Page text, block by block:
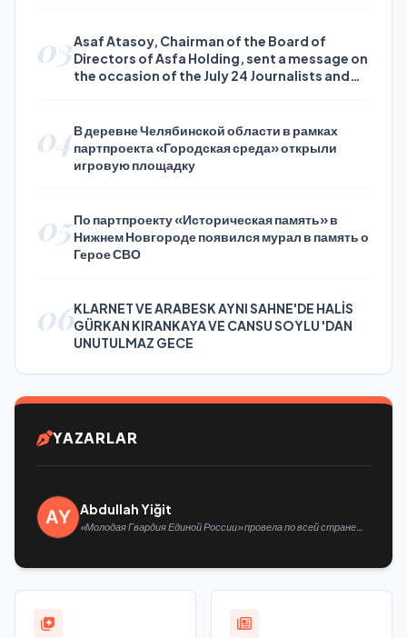
03Asaf Atasoy, Chairman of the Board of
Directors of Asfa Holding, sent a message on
the occasion of the July 24 Journalists and
04В деревне Челябинской области в рамках
партпроекта «Городская среда» открыли
игровую площадку
05По партпроекту «Историческая память» в
Нижнем Новгороде появился мурал в память о
Герое СВО
06KLARNET VE ARABESK AYNI SAHNE'DE HALİS
GÜRKAN KIRANKAYA VE CANSU SOYLU 'DAN
UNUTULMAZ GECE
YAZARLAR
Abdullah Yiğit
«Молодая Гвардия Единой России» провела по всей стране